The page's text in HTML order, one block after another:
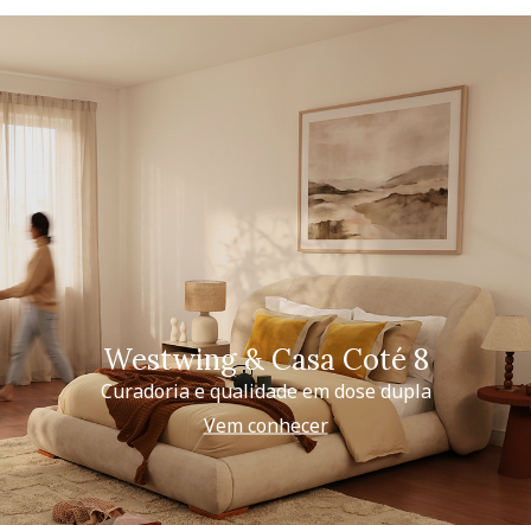
Westwing & Casa Coté 8
Curadoria e qualidade em dose dupla
Vem conhecer